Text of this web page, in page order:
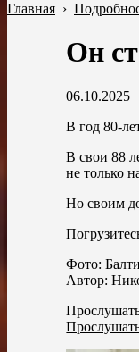
Главная ›
Он
06.10.2025
В год 80-
В свои 88
не только
Но своим
Фото:
Автор: